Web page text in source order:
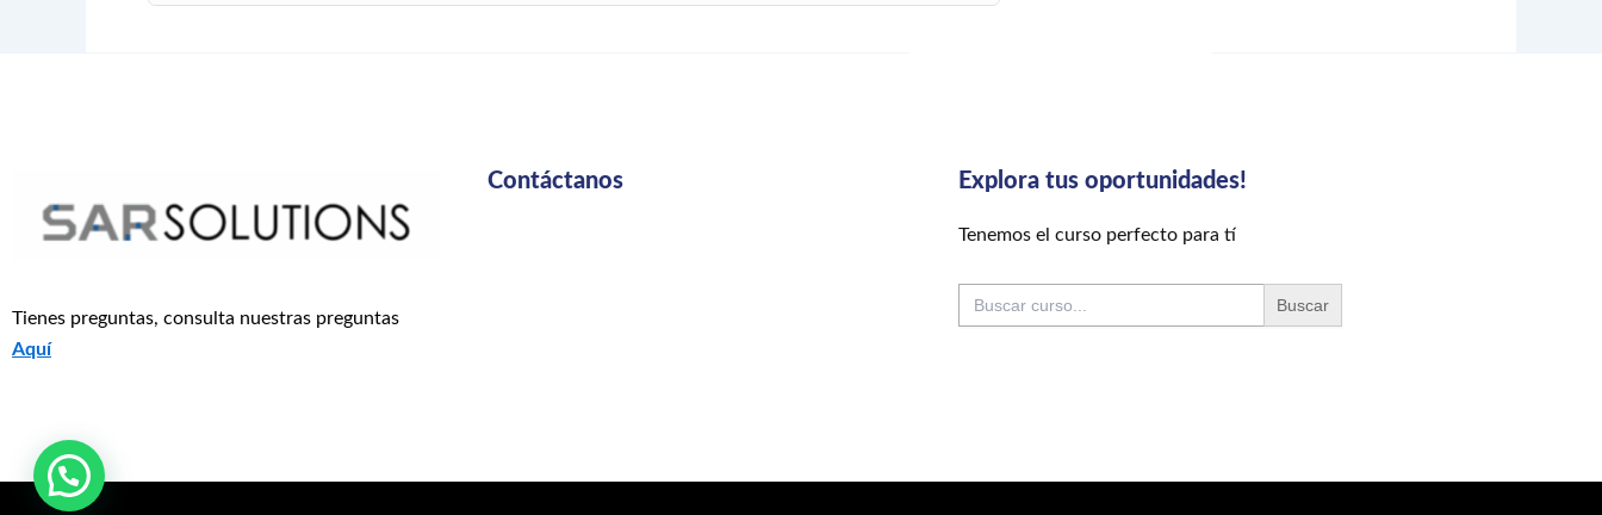
Tienes preguntas, consulta nuestras preguntas
Aquí
Contáctanos Explora tus oportunidades!
Tenemos el curso perfecto para tí
Buscar: